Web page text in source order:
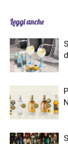
Leggi anche